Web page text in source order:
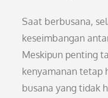
Saat berbusana,
keseimbangan
Meskipun penting
kenyamanan tetap
busana yang tidak